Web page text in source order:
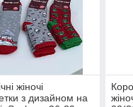
жіночі
з дизайном на